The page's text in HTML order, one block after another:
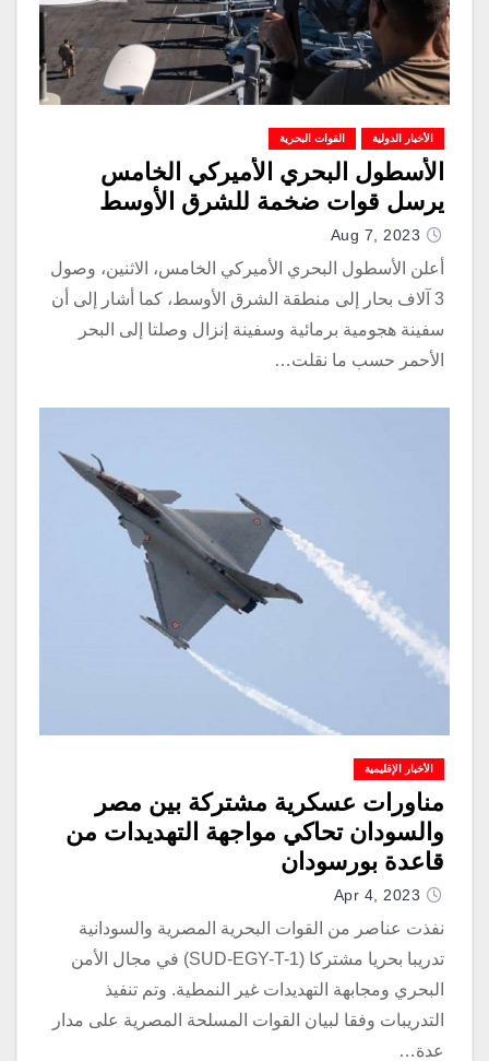
الأخبار الدولية القوات البحرية
الأسطول البحري الأميركي الخامس
يرسل قوات ضخمة للشرق الأوسط
Aug 7, 2023
أعلن الأسطول البحري الأميركي الخامس، الاثنين، وصول
3 آلاف بحار إلى منطقة الشرق الأوسط، كما أشار إلى أن
سفينة هجومية برمائية وسفينة إنزال وصلتا إلى البحر
الأحمر حسب ما نقلت…
الأخبار الإقليمية
مناورات عسكرية مشتركة بين مصر
والسودان تحاكي مواجهة التهديدات من
قاعدة بورسودان
Apr 4, 2023
نفذت عناصر من القوات البحرية المصرية والسودانية
تدريبا بحريا مشتركا (SUD-EGY-T-1) في مجال الأمن
البحري ومجابهة التهديدات غير النمطية. وتم تنفيذ
التدريبات وفقا لبيان القوات المسلحة المصرية على مدار
عدة…